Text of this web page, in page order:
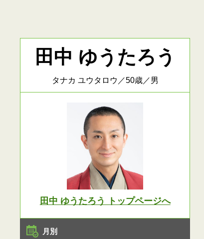
田中 ゆうたろう
タナカ ユウタロウ／50歳／男
田中 ゆうたろう トップページへ
月別